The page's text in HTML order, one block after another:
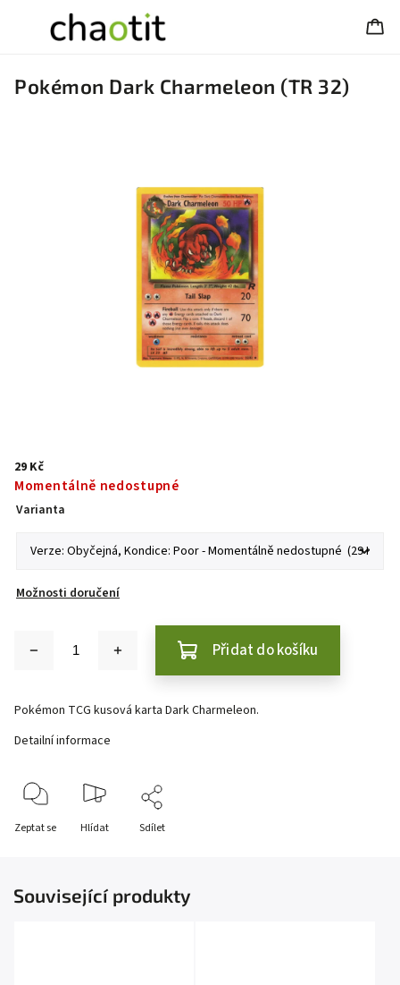
Pokémon Dark Charmeleon (TR 32)
29 Kč
Momentálně nedostupné
Varianta
Možnosti doručení
Přidat do košíku
Pokémon TCG kusová karta Dark Charmeleon.
Detailní informace
Zeptat se Hlídat Sdílet
Související produkty